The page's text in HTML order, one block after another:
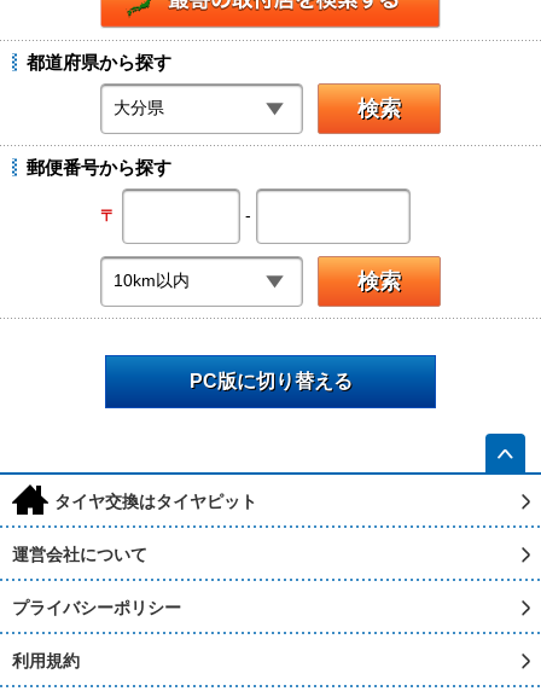
都道府県から探す
郵便番号から探す
〒 -
PC版に切り替える
h タイヤ交換はタイヤピット
運営会社について
プライバシーポリシー
利用規約